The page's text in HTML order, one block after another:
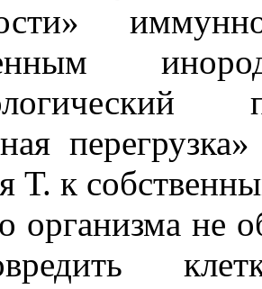
Т. к
организма не